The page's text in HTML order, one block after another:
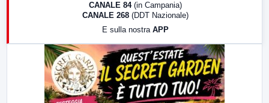
LabNews (replica)
CANALE 84 (in Campania)
CANALE 268 (DDT Nazionale)
E sulla nostra APP